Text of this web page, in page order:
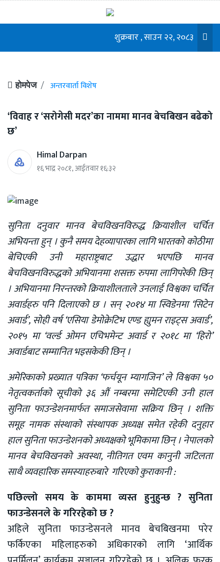
शुक्रबार , साउन २२, २०८३
होमपेज अन्तरवार्ता विशेष
‘विवाह र ‘सरोगेसी मदर’का नाममा मानव बेचबिखन बढेको
छ’
Himal Darpan
१६ भाद्र २०८१, आईतवार १६:३२
सुनिता दनुवार मानव बेचविखनविरुद्ध क्रियाशील चर्चित
अभियन्ता हुन् । कुनै समय देहव्यापारका लागि भारतको कोठीमा
बेचिएकी उनी महाराष्ट्रबाट उद्धार भएपछि मानव
बेचविखनविरुद्धको अभियानमा शसक्त रुपमा लागिपरेकी छिन्
। अभियानमा निरन्तरको क्रियाशीलताले उनलाई विश्वका चर्चित
अवार्डहरु पनि दिलाएको छ । सन् २०१४ मा स्विडेनमा ‘सिटेन
अवार्ड’, सोही वर्ष‘एसिया डेमोक्रेटिभ एण्ड ह्युमन राइट्स अवार्ड’,
२०१५ मा ‘वर्ल्ड ओमन एचिभमेन्ट अवार्ड र २०१८ मा ‘हिरो’
अवार्डबाट सम्मानित भइसकेकी छिन् ।
अमेरिकाको प्रख्यात पत्रिका ‘फर्चयून म्यागजिन’ ले विश्वका ५०
नेतृत्वकर्ताको सूचीको ३६ औं नम्बरमा समेटिएकी उनी हाल
सुनिता फाउन्डेशनमार्फत समाजसेवामा सक्रिय छिन् । शक्ति
समूह नामक संस्थाको संस्थापक अध्यक्ष समेत रहेकी दनुहार
हाल सुनिता फाउन्डेशनको अध्यक्षको भूमिकामा छिन् । नेपालको
मानव बेचविखनको अवस्था, नीतिगत एवम कानुनी जटिलता
साथै व्यवहारिक समस्याहरुबारे गरिएको कुराकानी :
पछिल्लो समय के काममा व्यस्त हुनुहुन्छ ? सुनिता
फाउन्डेसनले के गरिरहेको छ ?
अहिले सुनिता फाउन्डेसनले मानव बेचबिखनमा परेर
फर्किएका महिलाहरुको अधिकारको लागि ‘आर्थिक